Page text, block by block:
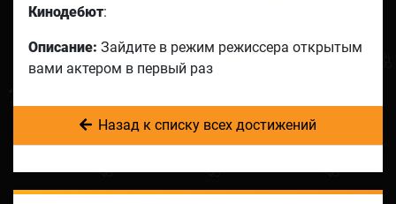
Кинодебют:
Описание: Зайдите в режим режиссера открытым
вами актером в первый раз
Назад к списку всех достижений